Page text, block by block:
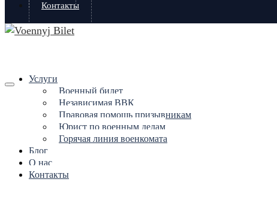
Контакты
Услуги
Военный билет
Независимая ВВК
Правовая помощь призывникам
Юрист по военным делам
Горячая линия военкомата
Блог
О нас
Контакты